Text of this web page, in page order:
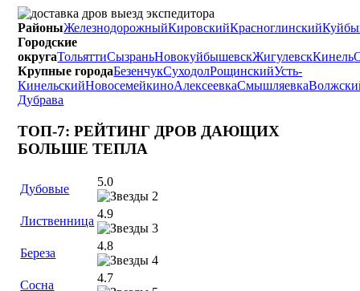
РайоныЖелезнодорожныйКировскийКрасноглинский
Городские
округаТольяттиСызраньНовокуйбышевскЖигулевскКинель
Крупные городаБезенчукСуходолРощинскийУсть-
КинельскийНовосемейкиноАлексеевкаСмышляевка
Дубрава
ТОП-7: РЕЙТИНГ ДРОВ ДАЮЩИХ
БОЛЬШЕ ТЕПЛА
Дубовые
5.0
Лиственница
4.9
Береза
4.8
Сосна
4.7